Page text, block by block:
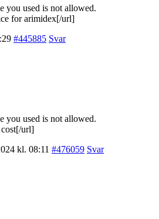
you used is not allowed.
for arimidex[/url]
#445885 Svar
you used is not allowed.
url]
kl. 08:11 #476059 Svar